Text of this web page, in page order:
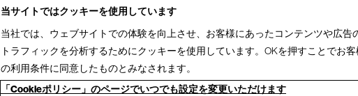
当サイトではクッキーを使用しています
当社では、ウェブサイトでの体験を向上させ、お客様にあったコンテンツや広告
トラフィックを分析するためにクッキーを使用しています。OKを押すことでお
の利用条件に同意したものとみなされます。
「Cookieポリシー」のページでいつでも設定を変更いただけます